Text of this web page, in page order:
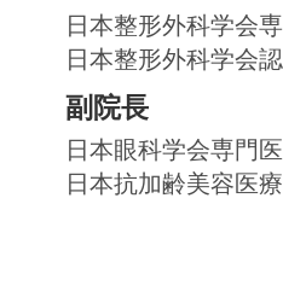
日本整形外科学会
日本整形外科学会
副院長
日本眼科学会専門医
日本抗加齢美容医